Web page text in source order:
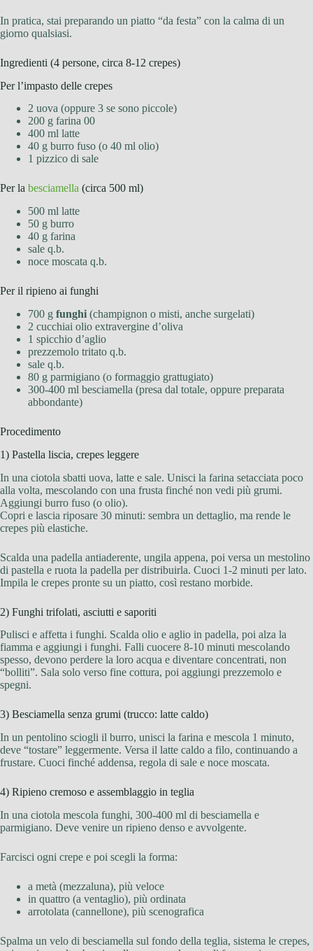
In pratica, stai preparando un piatto “da festa” con la calma di un
giorno qualsiasi.
Ingredienti (4 persone, circa 8-12 crepes)
Per l’impasto delle crepes
2 uova (oppure 3 se sono piccole)
200 g farina 00
400 ml latte
40 g burro fuso (o 40 ml olio)
1 pizzico di sale
Per la besciamella (circa 500 ml)
500 ml latte
50 g burro
40 g farina
sale q.b.
noce moscata q.b.
Per il ripieno ai funghi
700 g funghi (champignon o misti, anche surgelati)
2 cucchiai olio extravergine d’oliva
1 spicchio d’aglio
prezzemolo tritato q.b.
sale q.b.
80 g parmigiano (o formaggio grattugiato)
300-400 ml besciamella (presa dal totale, oppure preparata
abbondante)
Procedimento
1) Pastella liscia, crepes leggere
In una ciotola sbatti uova, latte e sale. Unisci la farina setacciata poco
alla volta, mescolando con una frusta finché non vedi più grumi.
Aggiungi burro fuso (o olio).
Copri e lascia riposare 30 minuti: sembra un dettaglio, ma rende le
crepes più elastiche.
Scalda una padella antiaderente, ungila appena, poi versa un mestolino
di pastella e ruota la padella per distribuirla. Cuoci 1-2 minuti per lato.
Impila le crepes pronte su un piatto, così restano morbide.
2) Funghi trifolati, asciutti e saporiti
Pulisci e affetta i funghi. Scalda olio e aglio in padella, poi alza la
fiamma e aggiungi i funghi. Falli cuocere 8-10 minuti mescolando
spesso, devono perdere la loro acqua e diventare concentrati, non
“bolliti”. Sala solo verso fine cottura, poi aggiungi prezzemolo e
spegni.
3) Besciamella senza grumi (trucco: latte caldo)
In un pentolino sciogli il burro, unisci la farina e mescola 1 minuto,
deve “tostare” leggermente. Versa il latte caldo a filo, continuando a
frustare. Cuoci finché addensa, regola di sale e noce moscata.
4) Ripieno cremoso e assemblaggio in teglia
In una ciotola mescola funghi, 300-400 ml di besciamella e
parmigiano. Deve venire un ripieno denso e avvolgente.
Farcisci ogni crepe e poi scegli la forma:
a metà (mezzaluna), più veloce
in quattro (a ventaglio), più ordinata
arrotolata (cannellone), più scenografica
Spalma un velo di besciamella sul fondo della teglia, sistema le crepes,